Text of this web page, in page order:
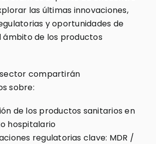
las últimas innovaciones,
y oportunidades de
ámbito de los productos
compartirán
sobre:
de los productos sanitarios en
hospitalario
regulatorias clave: MDR /